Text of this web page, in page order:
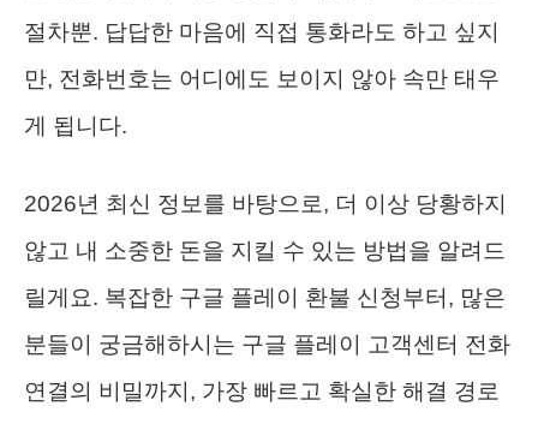
절차뿐. 답답한 마음에 직접 통화라도 하고 싶지
만, 전화번호는 어디에도 보이지 않아 속만 태우
게 됩니다.
2026년 최신 정보를 바탕으로, 더 이상 당황하지
않고 내 소중한 돈을 지킬 수 있는 방법을 알려드
릴게요. 복잡한 구글 플레이 환불 신청부터, 많은
분들이 궁금해하시는 구글 플레이 고객센터 전화
연결의 비밀까지, 가장 빠르고 확실한 해결 경로